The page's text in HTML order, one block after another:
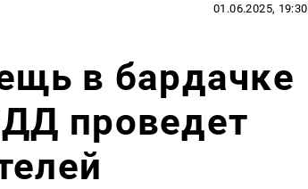
01.06.2025, 19:30
в бардачке
проведет